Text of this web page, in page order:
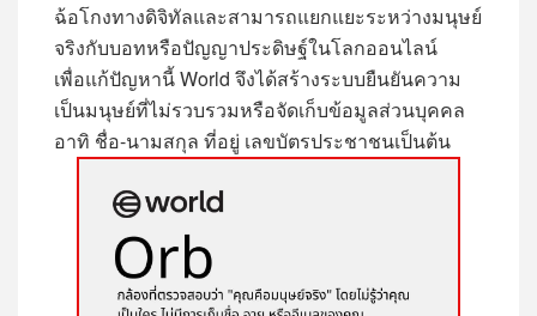
ฉ้อโกงทางดิจิทัลและสามารถแยกแยะระหว่างมนุษย์
จริงกับบอทหรือปัญญาประดิษฐ์ในโลกออนไลน์
เพื่อแก้ปัญหานี้World จึงได้สร้างระบบยืนยันความ
เป็นมนุษย์ที่ไม่รวบรวมหรือจัดเก็บข้อมูลส่วนบุคคล
อาทิ ชื่อ-นามสกุล ที่อยู่ เลขบัตรประชาชนเป็นต้น